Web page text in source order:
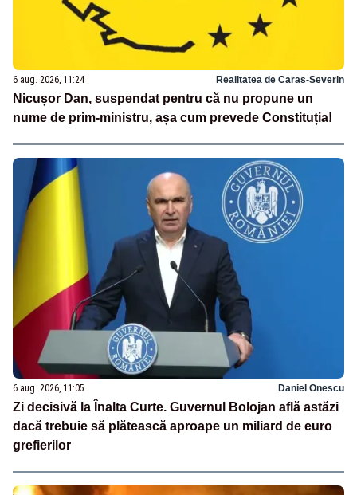
6 aug. 2026, 11:24 Realitatea de Caras-Severin
Nicușor Dan, suspendat pentru că nu propune un
nume de prim-ministru, așa cum prevede Constituția!
6 aug. 2026, 11:05 Daniel Onescu
Zi decisivă la Înalta Curte. Guvernul Bolojan află astăzi
dacă trebuie să plătească aproape un miliard de euro
grefierilor